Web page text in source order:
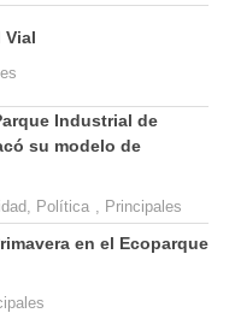
Vial
Industrial de
su modelo de
, Política , Principales
en el Ecoparque